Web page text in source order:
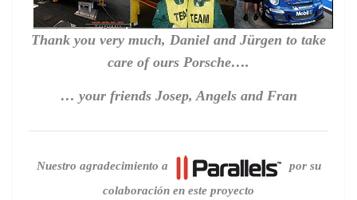
Thank you very much, Daniel and Jürgen to take
care of ours Porsche….
… your friends Josep, Angels and Fran
Nuestro agradecimiento a
por su
colaboración en este proyecto